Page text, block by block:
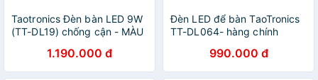
Taotronics Đèn bàn LED 9W
(TT-DL19) chống cận - MÀU
1.190.000 đ
Đèn LED để bàn TaoTronics
TT-DL064- hàng chính
990.000 đ